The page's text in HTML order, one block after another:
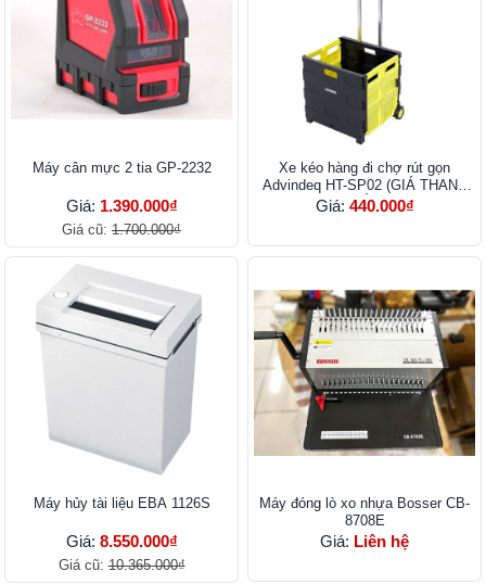
Máy cân mực 2 tia GP-2232
Giá: 1.390.000₫
Giá cũ: 1.700.000₫
Xe kéo hàng đi chợ rút gọn
Advindeq HT-SP02 (GIÁ THANH
LÝ)
Giá: 440.000₫
Máy hủy tài liệu EBA 1126S
Giá: 8.550.000₫
Giá cũ:10.365.000₫
Máy đóng lò xo nhựa Bosser CB-
8708E
Giá: Liên hệ